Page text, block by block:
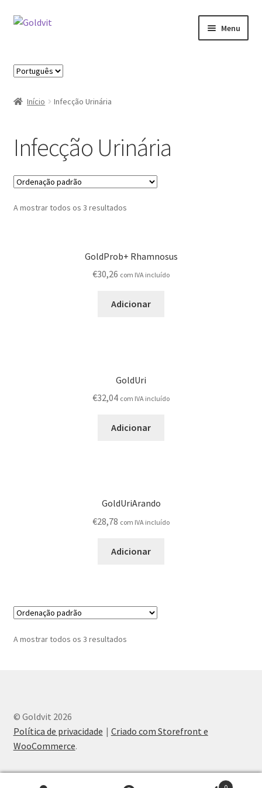
Ir
navegação
Saltar
conteúdo
Menu
Contactos
Minha Conta
Novidades
Registar-me como Profissional
Escolha
idiomaInício Infecção Urinária
Infecção Urinária
A mostrar todos os 3 resultados
GoldProb+ Rhamnosus
€30,26 com IVA incluído
Adicionar
GoldUri
€32,04 com IVA incluído
Adicionar
GoldUriArando
€28,78 com IVA incluído
Adicionar
A mostrar todos os 3 resultados
© Goldvit 2026
Política de privacidade
Criado com Storefront e
WooCommerce.